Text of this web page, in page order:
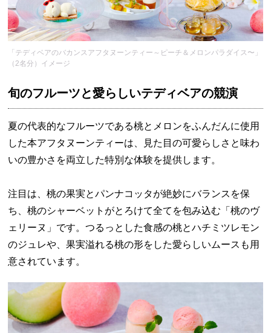
「テディベアのバカンスアフタヌーンティー～ピーチ＆メロンパラダイス〜」
（2名分）イメージ
旬のフルーツと愛らしいテディベアの競演
夏の代表的なフルーツである桃とメロンをふんだんに使用
した本アフタヌーンティーは、見た目の可愛らしさと味わ
いの豊かさを両立した特別な体験を提供します。
注目は、桃の果実とパンナコッタが絶妙にバランスを保
ち、桃のシャーベットがとろけて全てを包み込む「桃のヴ
ェリーヌ」です。つるっとした食感の桃とハチミツレモン
のジュレや、果実溢れる桃の形をした愛らしいムースも用
意されています。